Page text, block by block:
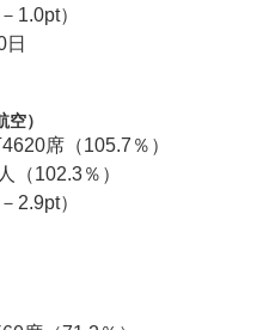
1.0pt）
）
席（105.7％）
（102.3％）
2.9pt）